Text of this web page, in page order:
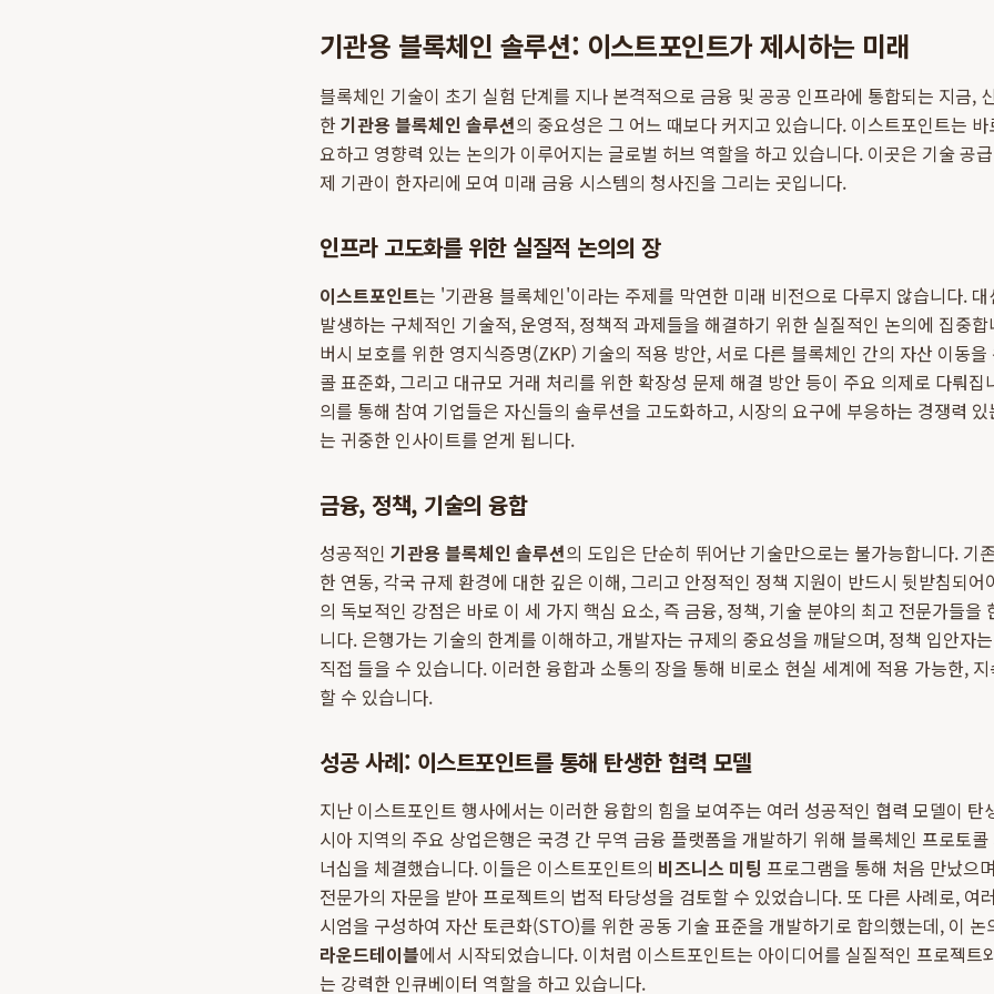
기관용 블록체인 솔루션: 이스트포인트가 제시하는 미래
블록체인 기술이 초기 실험 단계를 지나 본격적으로 금융 및 공공 인프라에 통합되는 지금,
한기관용 블록체인 솔루션의 중요성은 그 어느 때보다 커지고 있습니다. 이스트포인트는
요하고 영향력 있는 논의가 이루어지는 글로벌 허브 역할을 하고 있습니다. 이곳은 기술 공
제 기관이 한자리에 모여 미래 금융 시스템의 청사진을 그리는 곳입니다.
인프라 고도화를 위한 실질적 논의의 장
이스트포인트는 '기관용 블록체인'이라는 주제를 막연한 미래 비전으로 다루지 않습니다.
발생하는 구체적인 기술적, 운영적, 정책적 과제들을 해결하기 위한 실질적인 논의에 집중
버시 보호를 위한 영지식증명(ZKP) 기술의 적용 방안, 서로 다른 블록체인 간의 자산 이동
콜 표준화, 그리고 대규모 거래 처리를 위한 확장성 문제 해결 방안 등이 주요 의제로 다뤄
의를 통해 참여 기업들은 자신들의 솔루션을 고도화하고, 시장의 요구에 부응하는 경쟁력
는 귀중한 인사이트를 얻게 됩니다.
금융, 정책, 기술의 융합
성공적인 기관용 블록체인 솔루션의 도입은 단순히 뛰어난 기술만으로는 불가능합니다. 기
한 연동, 각국 규제 환경에 대한 깊은 이해, 그리고 안정적인 정책 지원이 반드시 뒷받침되
의 독보적인 강점은 바로 이 세 가지 핵심 요소, 즉 금융, 정책, 기술 분야의 최고 전문가들을
니다. 은행가는 기술의 한계를 이해하고, 개발자는 규제의 중요성을 깨달으며, 정책 입안자
직접 들을 수 있습니다. 이러한 융합과 소통의 장을 통해 비로소 현실 세계에 적용 가능한,
할 수 있습니다.
성공 사례: 이스트포인트를 통해 탄생한 협력 모델
지난 이스트포인트 행사에서는 이러한 융합의 힘을 보여주는 여러 성공적인 협력 모델이 탄
시아 지역의 주요 상업은행은 국경 간 무역 금융 플랫폼을 개발하기 위해 블록체인 프로토
너십을 체결했습니다. 이들은 이스트포인트의 비즈니스 미팅 프로그램을 통해 처음 만났으
전문가의 자문을 받아 프로젝트의 법적 타당성을 검토할 수 있었습니다. 또 다른 사례로, 여
시엄을 구성하여 자산 토큰화(STO)를 위한 공동 기술 표준을 개발하기로 합의했는데, 이
라운드테이블에서 시작되었습니다. 이처럼 이스트포인트는 아이디어를 실질적인 프로젝트
는 강력한 인큐베이터 역할을 하고 있습니다.